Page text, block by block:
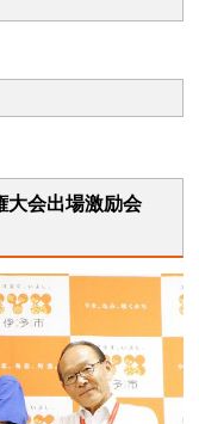
大会出場激励会